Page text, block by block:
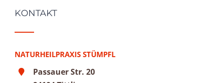
KONTAKT
NATURHEILPRAXIS STÜMPFL
Passauer Str. 20